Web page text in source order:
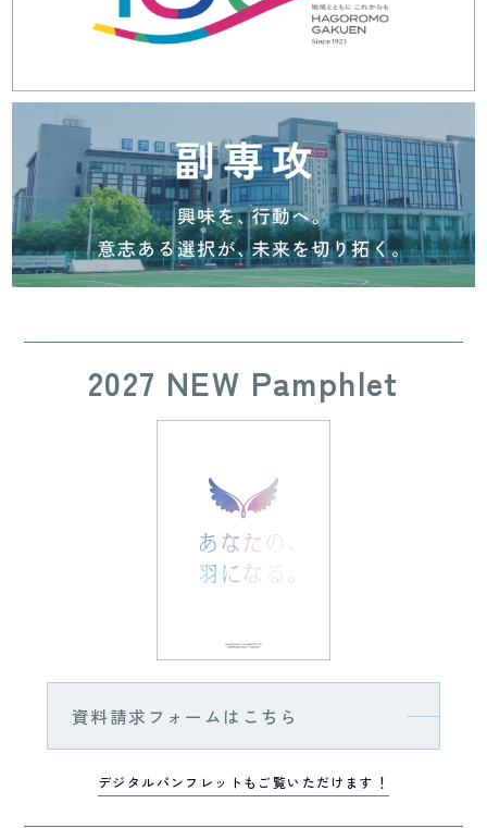
2027 NEW Pamphlet
資料請求フォームはこちら
デジタルパンフレットもご覧いただけます！